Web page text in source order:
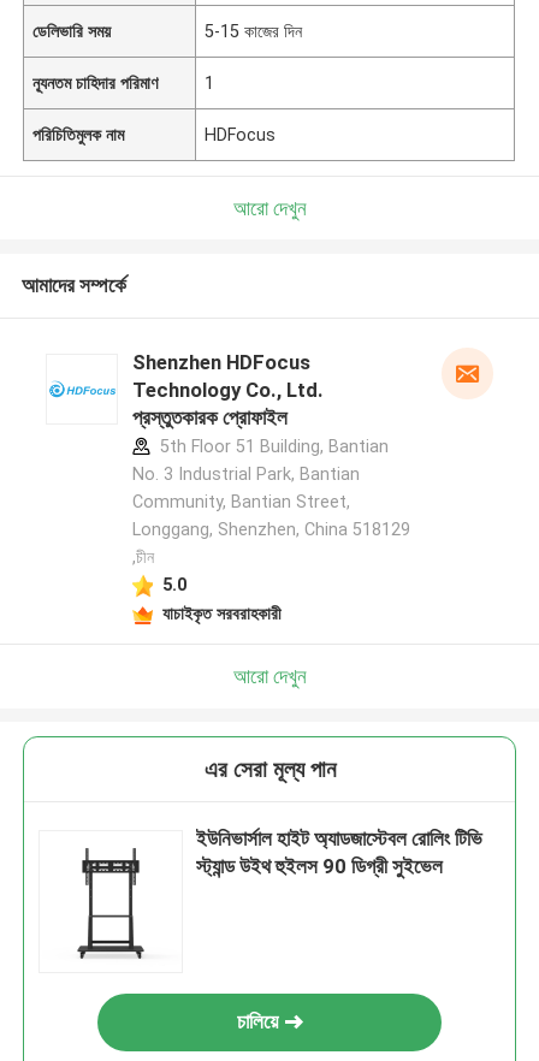
ডেলিভারি সময় 5-15 কাজের দিন
ন্যূনতম চাহিদার পরিমাণ 1
পরিচিতিমুলক নাম HDFocus
আরো দেখুন
আমাদের সম্পর্কে
Shenzhen HDFocus
Technology Co., Ltd.
প্রস্তুতকারক প্রোফাইল
5th Floor 51 Building, Bantian
No. 3 Industrial Park, Bantian
Community, Bantian Street,
Longgang, Shenzhen, China 518129
,চীন
5.0
যাচাইকৃত সরবরাহকারী
আরো দেখুন
এর সেরা মূল্য পান
ইউনিভার্সাল হাইট অ্যাডজাস্টেবল রোলিং টিভি
স্ট্যান্ড উইথ হুইলস 90 ডিগ্রী সুইভেল
চালিয়ে